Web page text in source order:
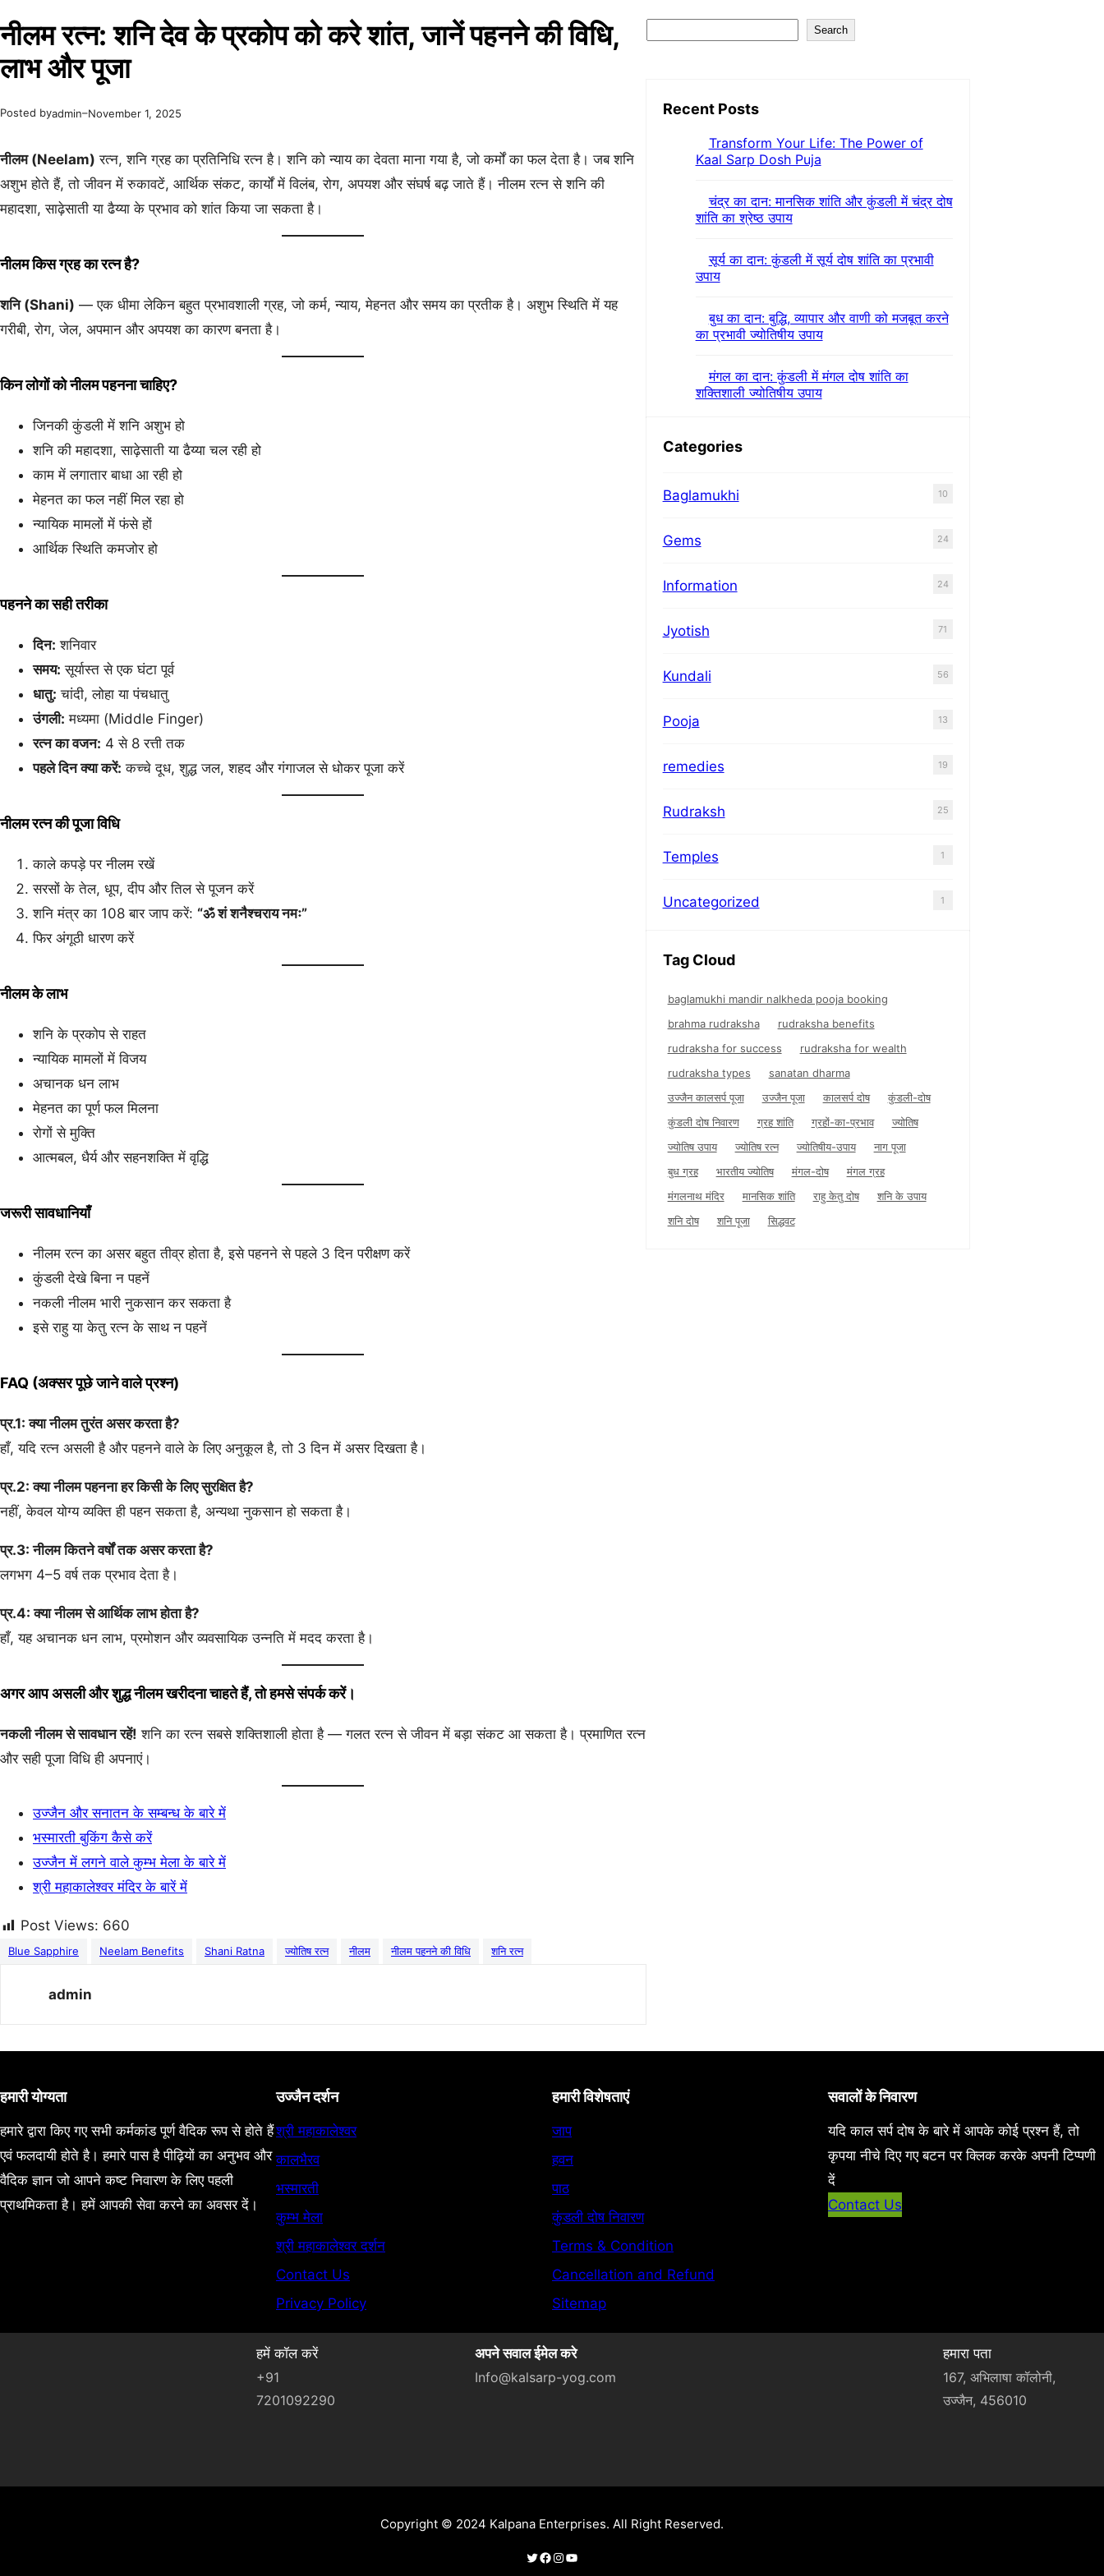
नीलम रत्न: शनि देव के प्रकोप को करे शांत, जानें पहनने की विधि,
लाभ और पूजा
Posted byadmin–November 1, 2025
नीलम (Neelam) रत्न, शनि ग्रह का प्रतिनिधि रत्न है। शनि को न्याय का देवता माना गया है, जो कर्मों का फल देता है। जब शनि
अशुभ होते हैं, तो जीवन में रुकावटें, आर्थिक संकट, कार्यों में विलंब, रोग, अपयश और संघर्ष बढ़ जाते हैं। नीलम रत्न से शनि की
महादशा, साढ़ेसाती या ढैय्या के प्रभाव को शांत किया जा सकता है।
नीलम किस ग्रह का रत्न है?
शनि (Shani) — एक धीमा लेकिन बहुत प्रभावशाली ग्रह, जो कर्म, न्याय, मेहनत और समय का प्रतीक है। अशुभ स्थिति में यह
गरीबी, रोग, जेल, अपमान और अपयश का कारण बनता है।
किन लोगों को नीलम पहनना चाहिए?
जिनकी कुंडली में शनि अशुभ हो
शनि की महादशा, साढ़ेसाती या ढैय्या चल रही हो
काम में लगातार बाधा आ रही हो
मेहनत का फल नहीं मिल रहा हो
न्यायिक मामलों में फंसे हों
आर्थिक स्थिति कमजोर हो
पहनने का सही तरीका
दिन: शनिवार
समय: सूर्यास्त से एक घंटा पूर्व
धातु: चांदी, लोहा या पंचधातु
उंगली: मध्यमा (Middle Finger)
रत्न का वजन: 4 से 8 रत्ती तक
पहले दिन क्या करें: कच्चे दूध, शुद्ध जल, शहद और गंगाजल से धोकर पूजा करें
नीलम रत्न की पूजा विधि
काले कपड़े पर नीलम रखें
सरसों के तेल, धूप, दीप और तिल से पूजन करें
शनि मंत्र का 108 बार जाप करें: “ॐ शं शनैश्चराय नमः”
फिर अंगूठी धारण करें
नीलम के लाभ
शनि के प्रकोप से राहत
न्यायिक मामलों में विजय
अचानक धन लाभ
मेहनत का पूर्ण फल मिलना
रोगों से मुक्ति
आत्मबल, धैर्य और सहनशक्ति में वृद्धि
जरूरी सावधानियाँ
नीलम रत्न का असर बहुत तीव्र होता है, इसे पहनने से पहले 3 दिन परीक्षण करें
कुंडली देखे बिना न पहनें
नकली नीलम भारी नुकसान कर सकता है
इसे राहु या केतु रत्न के साथ न पहनें
FAQ (अक्सर पूछे जाने वाले प्रश्न)
प्र.1: क्या नीलम तुरंत असर करता है?
हाँ, यदि रत्न असली है और पहनने वाले के लिए अनुकूल है, तो 3 दिन में असर दिखता है।
प्र.2: क्या नीलम पहनना हर किसी के लिए सुरक्षित है?
नहीं, केवल योग्य व्यक्ति ही पहन सकता है, अन्यथा नुकसान हो सकता है।
प्र.3: नीलम कितने वर्षों तक असर करता है?
लगभग 4–5 वर्ष तक प्रभाव देता है।
प्र.4: क्या नीलम से आर्थिक लाभ होता है?
हाँ, यह अचानक धन लाभ, प्रमोशन और व्यवसायिक उन्नति में मदद करता है।
अगर आप असली और शुद्ध नीलम खरीदना चाहते हैं, तो हमसे संपर्क करें।
नकली नीलम से सावधान रहें! शनि का रत्न सबसे शक्तिशाली होता है — गलत रत्न से जीवन में बड़ा संकट आ सकता है। प्रमाणित रत्न
और सही पूजा विधि ही अपनाएं।
उज्जैन और सनातन के सम्बन्ध के बारे में
भस्मारती बुकिंग कैसे करें
उज्जैन में लगने वाले कुम्भ मेला के बारे में
श्री महाकालेश्वर मंदिर के बारें में
Post Views: 660
Blue Sapphire Neelam Benefits Shani Ratna ज्योतिष रत्न नीलम नीलम पहनने की विधि शनि रत्न
admin
Search
Recent Posts
Transform Your Life: The Power of
Kaal Sarp Dosh Puja
चंद्र का दान: मानसिक शांति और कुंडली में चंद्र दोष
शांति का श्रेष्ठ उपाय
सूर्य का दान: कुंडली में सूर्य दोष शांति का प्रभावी
उपाय
बुध का दान: बुद्धि, व्यापार और वाणी को मजबूत करने
का प्रभावी ज्योतिषीय उपाय
मंगल का दान: कुंडली में मंगल दोष शांति का
शक्तिशाली ज्योतिषीय उपाय
Categories
Baglamukhi 10
Gems 24
Information 24
Jyotish 71
Kundali 56
Pooja 13
remedies 19
Rudraksh 25
Temples 1
Uncategorized 1
Tag Cloud
baglamukhi mandir nalkheda pooja booking
brahma rudraksha
rudraksha benefits
rudraksha for success
rudraksha for wealth
rudraksha types
sanatan dharma
उज्जैन कालसर्प पूजा
उज्जैन पूजा कालसर्प दोष
कुंडली-दोष
कुंडली दोष निवारण
ग्रह शांति ग्रहों-का-प्रभाव
ज्योतिष
ज्योतिष उपाय
ज्योतिष रत्न ज्योतिषीय-उपाय
नाग पूजा
बुध ग्रह
भारतीय ज्योतिष मंगल-दोष
मंगल ग्रह
मंगलनाथ मंदिर
मानसिक शांति राहु केतु दोष
शनि के उपाय
शनि दोष
शनि पूजा सिद्धवट
हमारी योग्यता
हमारे द्वारा किए गए सभी कर्मकांड पूर्ण वैदिक रूप से होते हैं
एवं फलदायी होते है। हमारे पास है पीढ़ियों का अनुभव और
वैदिक ज्ञान जो आपने कष्ट निवारण के लिए पहली
प्राथमिकता है। हमें आपकी सेवा करने का अवसर दें।
उज्जैन दर्शन
श्री महाकालेश्वर
कालभैरव
भस्मारती
कुम्भ मेला
श्री महाकालेश्वर दर्शन
Contact Us
Privacy Policy
हमारी विशेषताएं
जाप
हवन
पाठ
कुंडली दोष निवारण
Terms & Condition
Cancellation and Refund
Sitemap
सवालों के निवारण
यदि काल सर्प दोष के बारे में आपके कोई प्रश्न हैं, तो
कृपया नीचे दिए गए बटन पर क्लिक करके अपनी टिप्पणी
दें
Contact Us
हमें कॉल करें
+91
7201092290
अपने सवाल ईमेल करे
Info@kalsarp-yog.com
हमारा पता
167, अभिलाषा कॉलोनी,
उज्जैन, 456010
Copyright © 2024 Kalpana Enterprises. All Right Reserved.
Twitter
Facebook
Instagram
YouTube